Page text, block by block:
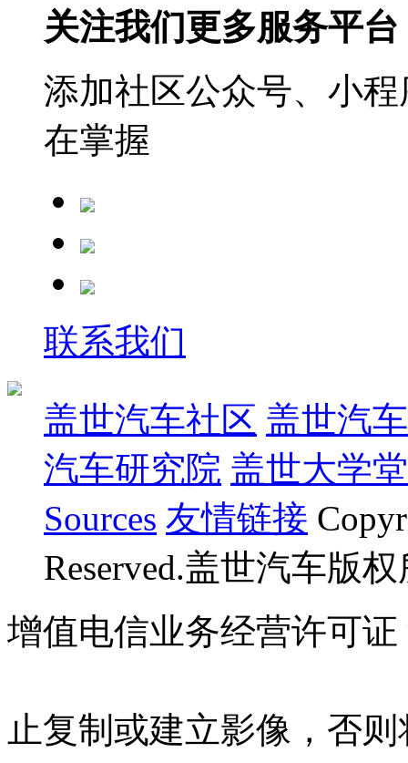
关注我们更多服务平台
添加社区公众号、小
在掌握
联系我们
盖世汽车社区 盖世汽
汽车研究院 盖世大学堂
Sources 友情链接
Reserved.盖世汽车版
增值电信业务经营许可证
止复制或建立影像，否